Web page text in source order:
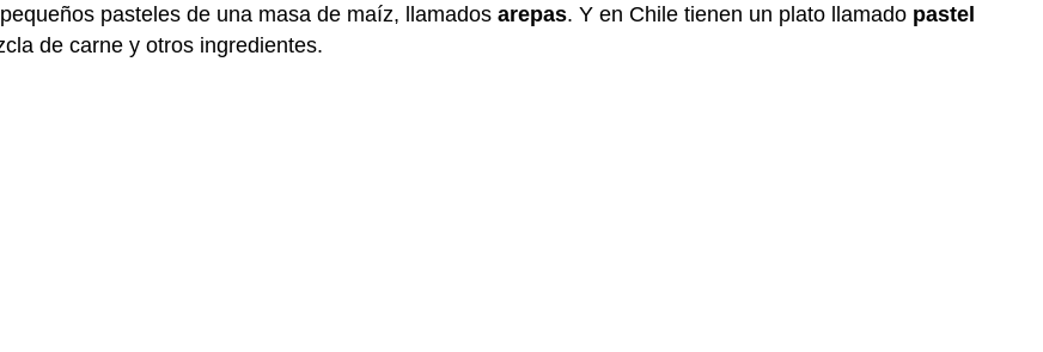
pasteles de una masa de maíz, llamados arepas. Y en Chile tienen un plato llamado pastel
de carne y otros ingredientes.